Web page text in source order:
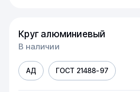
Круг алюминиевый
В наличии
АД ГОСТ 21488-97